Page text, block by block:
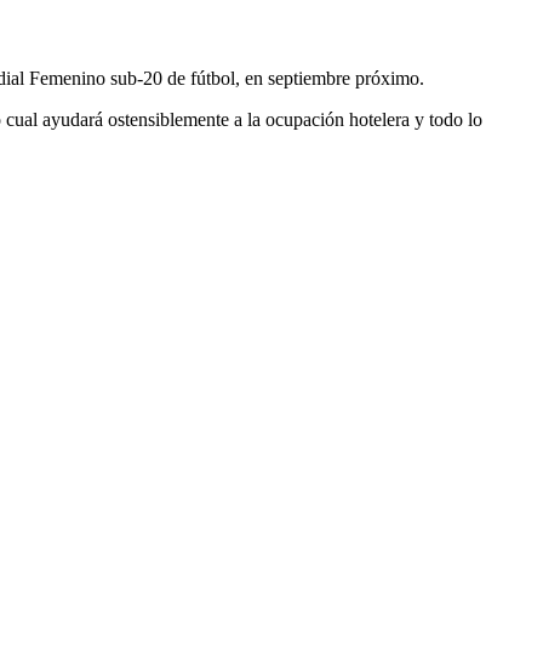
Femenino sub-20 de fútbol, en septiembre próximo.
ayudará ostensiblemente a la ocupación hotelera y todo lo